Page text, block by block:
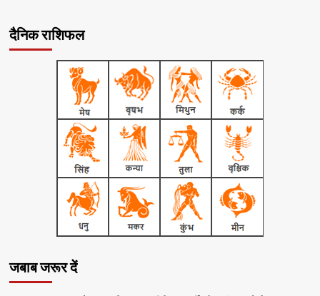
दैनिक राशिफल
जबाब जरूर दें